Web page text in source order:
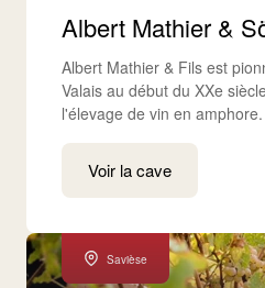
Albert Mathier &
Albert Mathier & Fils est
Valais au début du XXe
l'élevage de vin en amphore.
Voir la cave
Savièse